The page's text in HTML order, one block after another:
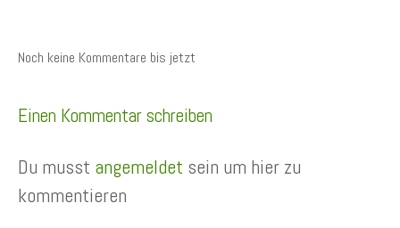
Noch keine Kommentare bis jetzt
Einen Kommentar schreiben
Du musst angemeldet sein um hier zu
kommentieren